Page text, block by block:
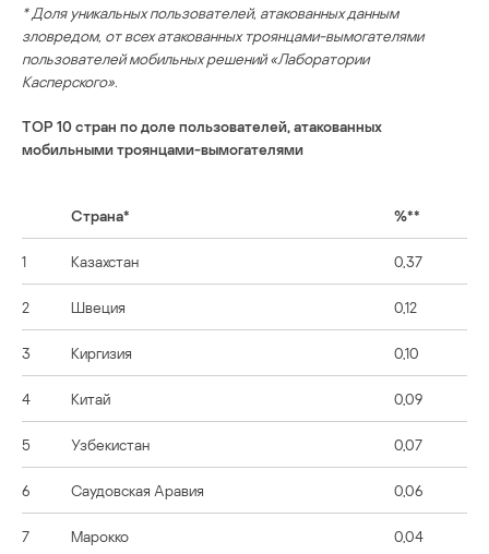
* Доля уникальных пользователей, атакованных данным
зловредом, от всех атакованных троянцами-вымогателями
пользователей мобильных решений «Лаборатории
Касперского».
TOP 10 стран по доле пользователей, атакованных
мобильными троянцами-вымогателями
Страна* %**
1 Казахстан 0,37
2 Швеция 0,12
3 Киргизия 0,10
4 Китай 0,09
5 Узбекистан 0,07
6 Саудовская Аравия 0,06
7 Марокко 0,04